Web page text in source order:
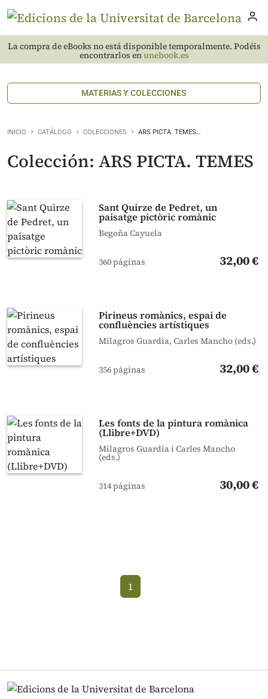
La compra de eBooks no está disponible temporalmente. Podéis
encontrarlos enunebook.es
MATERIAS Y COLECCIONES
INICIO CATÁLOGO COLECCIONES ARS PICTA. TEMES…
Colección: ARS PICTA. TEMES
Sant Quirze de Pedret, un
paisatge pictòric romànic
Begoña Cayuela
360 páginas 32,00 €
Pirineus romànics, espai de
confluències artístiques
Milagros Guardia, Carles Mancho (eds.)
356 páginas 32,00 €
Les fonts de la pintura romànica
(Llibre+DVD)
Milagros Guardia i Carles Mancho
(eds.)
314 páginas 30,00 €
1